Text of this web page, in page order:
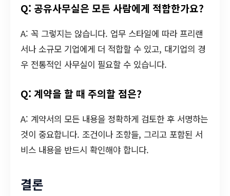
Q: 공유사무실은 모든 사람에게 적합한가요?
A: 꼭 그렇지는 않습니다. 업무 스타일에 따라 프리랜
서나 소규모 기업에게 더 적합할 수 있고, 대기업의 경
우 전통적인 사무실이 필요할 수 있습니다.
Q: 계약을 할 때 주의할 점은?
A: 계약서의 모든 내용을 정확하게 검토한 후 서명하는
것이 중요합니다. 조건이나 조항들, 그리고 포함된 서
비스 내용을 반드시 확인해야 합니다.
결론